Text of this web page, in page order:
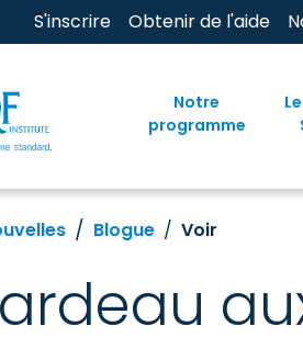
S'inscrire Obtenir de l'aide
Notre
programme
Blogue Voir